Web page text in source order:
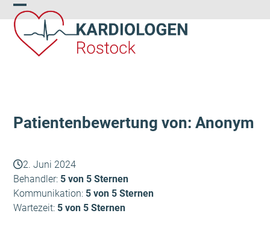
Skip
to
content
Open
mobile
menu
Close
mobile
menu
Patientenbewertung von: Anonym
2. Juni 2024
Behandler: 5 von 5 Sternen
Kommunikation: 5 von 5 Sternen
Wartezeit: 5 von 5 Sternen